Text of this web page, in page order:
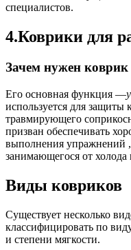
специалистов.
4.Коврики для
Зачем нужен коврик
Его основная функция —
используется для
травмирующего
призван обеспечивать
выполнения упражнений
занимающегося от холода
Виды ковриков
Существует несколько
классифицировать по
и степени мягкости.